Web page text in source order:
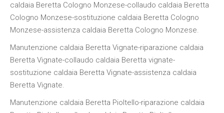
caldaia Beretta Cologno Monzese-collaudo caldaia Beretta
Cologno Monzese-sostituzione caldaia Beretta Cologno
Monzese-assistenza caldaia Beretta Cologno Monzese.
Manutenzione caldaia Beretta Vignate-riparazione caldaia
Beretta Vignate-collaudo caldaia Beretta vignate-
sostituzione caldaia Beretta Vignate-assistenza caldaia
Beretta Vignate.
Manutenzione caldaia Beretta Pioltello-riparazione caldaia